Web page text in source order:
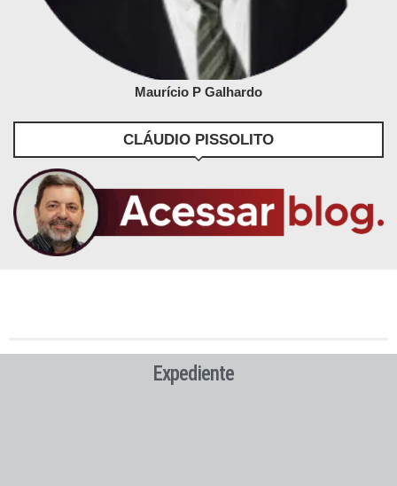
Maurício P Galhardo
CLÁUDIO PISSOLITO
Expediente